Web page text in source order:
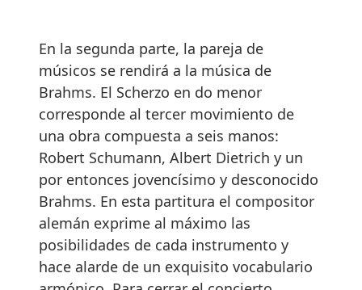
En la segunda parte, la pareja de
músicos se rendirá a la música de
Brahms. El Scherzo en do menor
corresponde al tercer movimiento de
una obra compuesta a seis manos:
Robert Schumann, Albert Dietrich y un
por entonces jovencísimo y desconocido
Brahms. En esta partitura el compositor
alemán exprime al máximo las
posibilidades de cada instrumento y
hace alarde de un exquisito vocabulario